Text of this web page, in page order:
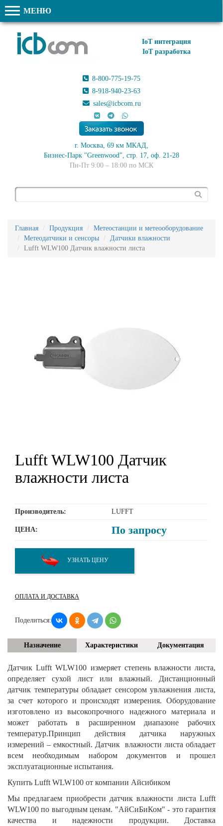
МЕНЮ
IoT интеграция
IoT разработка
8-800-775-19-75
8-918-940-23-63
sales@icbcom.ru
г. Москва, 69 км МКАД,
Бизнес-Парк "Greenwood", стр. 17, оф. 21-28
Пн-Пт 9:00 – 18:00 по МСК
Главная Продукция
Метеостанции и метеооборудование
Метеодатчики и сенсоры
Датчики влажности
Lufft WLW100 Датчик влажности листа
Lufft WLW100 Датчик
влажности листа
Производитель: LUFFT
ЦЕНА: По запросу
УЗНАТЬ ЦЕНУ
ОПЛАТА И ДОСТАВКА
Поделиться:
Назначение Характеристики Документация
Датчик Lufft WLW100 измеряет степень влажности листа,
определяет сухой лист или влажный. Дистанционный
датчик температуры обладает сенсором увлажнения листа,
за счет которого и происходят измерения. Оборудование
изготовлено из высокопрочного надежного материала и
может работать в расширенном диапазоне рабочих
температур.Принцип действия датчика наружных
измерений – емкостный. Датчик влажности листа обладает
всем необходимым набором документов и прошел
эксплуатационные испытания.
Купить Lufft WLW100 от компании Айсибиком
Мы предлагаем приобрести датчик влажности листа Lufft
WLW100 по выгодным ценам. "АйСиБиКом" - это гарантия
качества и надежности продукции. Доставка